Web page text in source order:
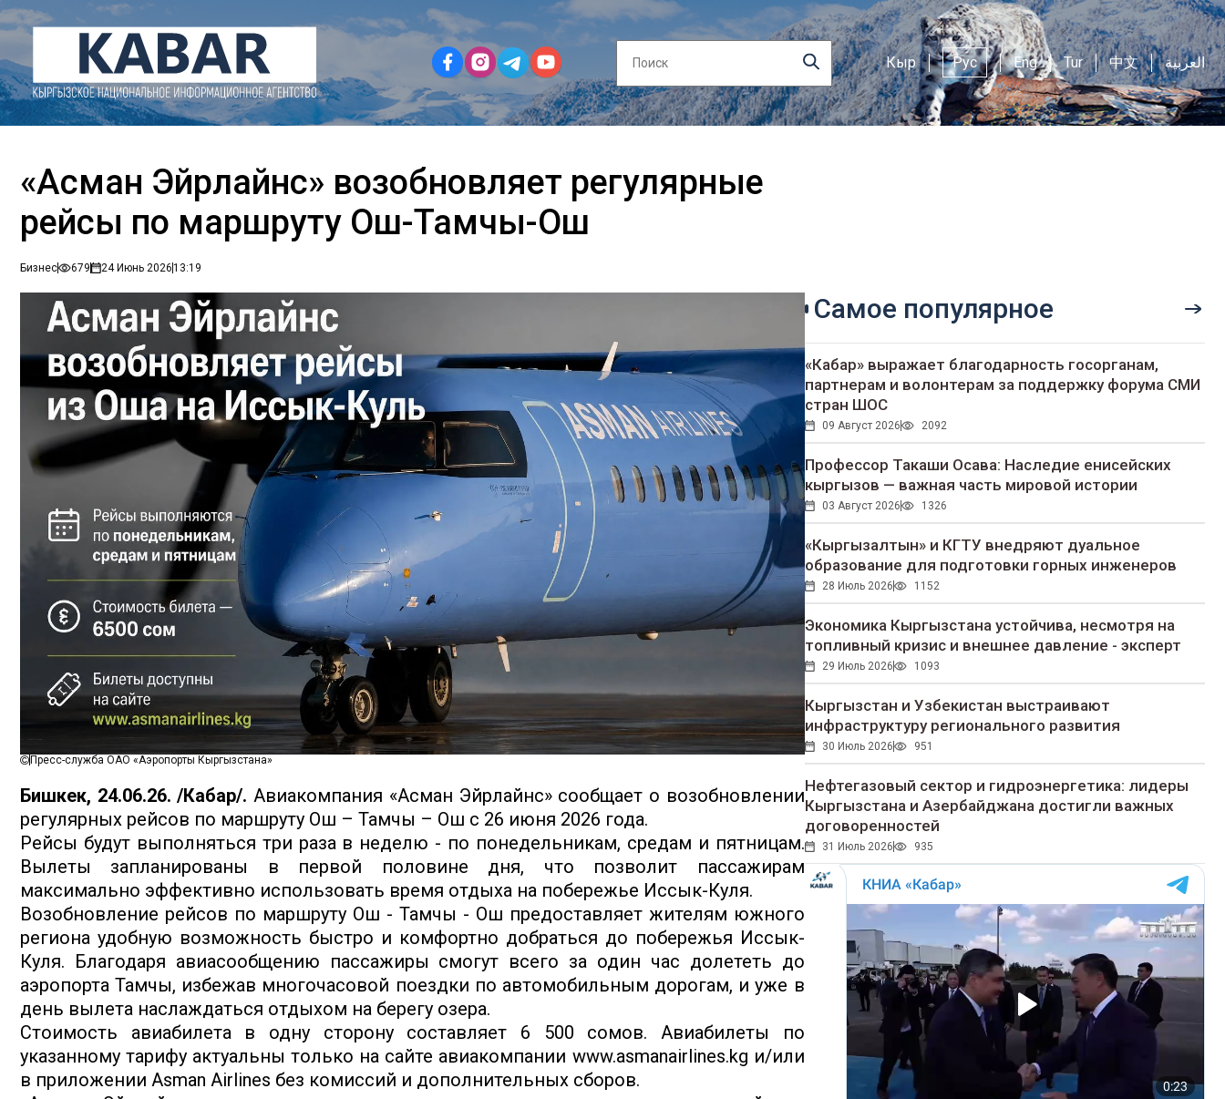
Кыр Рус Eng Tur 中文 العربية
«Асман Эйрлайнс» возобновляет регулярные
рейсы по маршруту Ош-Тамчы-Ош
Бизнес 679 24 Июнь 202613:19
Пресс-служба ОАО «Аэропорты Кыргызстана»
Бишкек, 24.06.26. /Кабар/. Авиакомпания «Асман Эйрлайнс» сообщает о возобновлении
регулярных рейсов по маршруту Ош – Тамчы – Ош с 26 июня 2026 года.
Рейсы будут выполняться три раза в неделю - по понедельникам, средам и пятницам.
Вылеты запланированы в первой половине дня, что позволит пассажирам
максимально эффективно использовать время отдыха на побережье Иссык-Куля.
Возобновление рейсов по маршруту Ош - Тамчы - Ош предоставляет жителям южного
региона удобную возможность быстро и комфортно добраться до побережья Иссык-
Куля. Благодаря авиасообщению пассажиры смогут всего за один час долететь до
аэропорта Тамчы, избежав многочасовой поездки по автомобильным дорогам, и уже в
день вылета наслаждаться отдыхом на берегу озера.
Стоимость авиабилета в одну сторону составляет 6 500 сомов. Авиабилеты по
указанному тарифу актуальны только на сайте авиакомпании www.asmanairlines.kg и/или
в приложении Asman Airlines без комиссий и дополнительных сборов.
Самое популярное
«Кабар» выражает благодарность госорганам,
партнерам и волонтерам за поддержку форума СМИ
стран ШОС
09 Август 2026 2092
Профессор Такаши Осава: Наследие енисейских
кыргызов — важная часть мировой истории
03 Август 2026 1326
«Кыргызалтын» и КГТУ внедряют дуальное
образование для подготовки горных инженеров
28 Июль 2026 1152
Экономика Кыргызстана устойчива, несмотря на
топливный кризис и внешнее давление - эксперт
29 Июль 2026 1093
Кыргызстан и Узбекистан выстраивают
инфраструктуру регионального развития
30 Июль 2026 951
Нефтегазовый сектор и гидроэнергетика: лидеры
Кыргызстана и Азербайджана достигли важных
договоренностей
31 Июль 2026 935